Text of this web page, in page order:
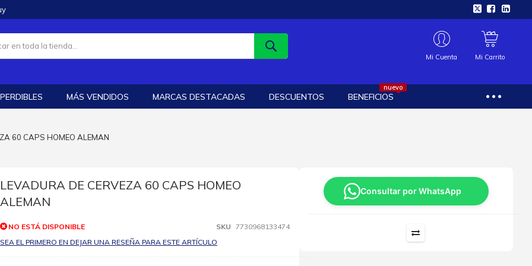
Mi Cuenta Mi Carrito
MÁS VENDIDOS MARCAS DESTACADAS DESCUENTOS BENEFICIOS
nuevo
60 CAPS HOMEO ALEMAN
LEVADURA DE CERVEZA 60 CAPS HOMEO
ALEMAN
NO ESTÁ DISPONIBLE SKU 7730968133474
SEA EL PRIMERO EN DEJAR UNA RESEÑA PARA ESTE ARTÍCULO
Consultar por WhatsApp